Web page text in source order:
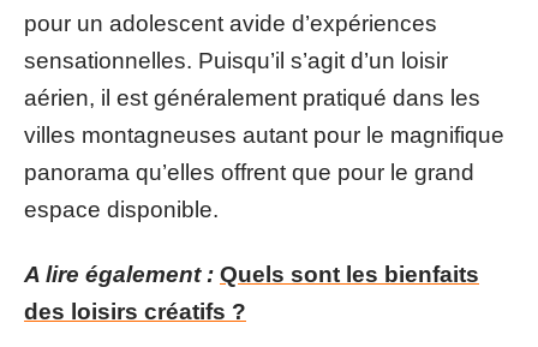
pour un adolescent avide d’expériences
sensationnelles. Puisqu’il s’agit d’un loisir
aérien, il est généralement pratiqué dans les
villes montagneuses autant pour le magnifique
panorama qu’elles offrent que pour le grand
espace disponible.
A lire également : Quels sont les bienfaits
des loisirs créatifs ?